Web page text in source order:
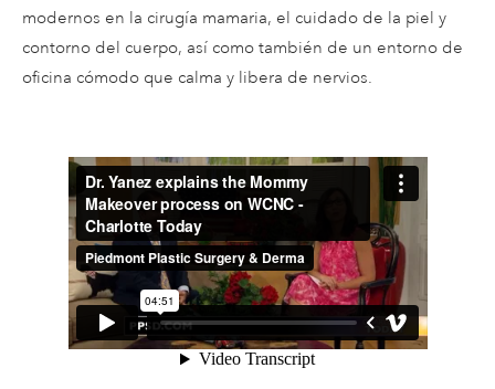
modernos en la cirugía mamaria, el cuidado de la piel y
contorno del cuerpo, así como también de un entorno de
oficina cómodo que calma y libera de nervios.